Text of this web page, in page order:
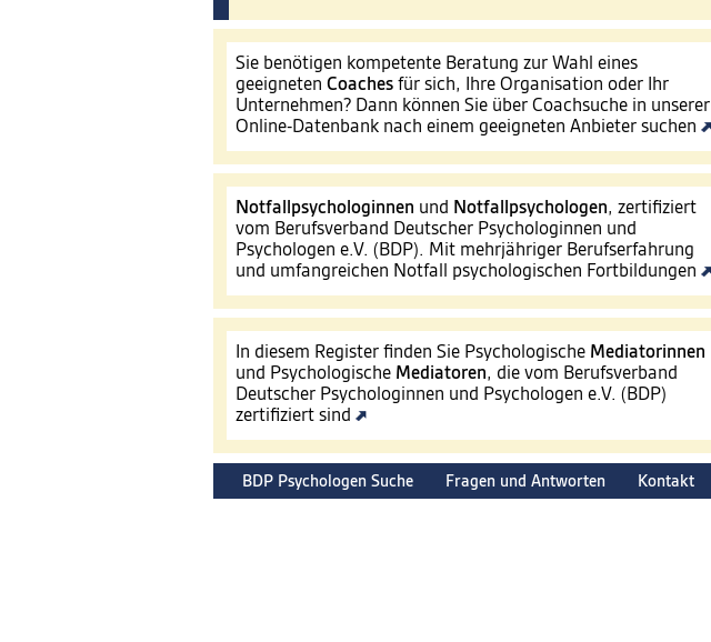
Sie benötigen kompetente Beratung zur Wahl eines
geeigneten Coaches für sich, Ihre Organisation oder Ihr
Unternehmen? Dann können Sie über Coachsuche in unserer
Online-Datenbank nach einem geeigneten Anbieter suchen
Notfallpsychologinnen und Notfallpsychologen, zertifiziert
vom Berufsverband Deutscher Psychologinnen und
Psychologen e.V. (BDP). Mit mehrjähriger Berufserfahrung
und umfangreichen Notfall psychologischen Fortbildungen
In diesem Register finden Sie Psychologische Mediatorinnen
und Psychologische Mediatoren, die vom Berufsverband
Deutscher Psychologinnen und Psychologen e.V. (BDP)
zertifiziert sind
BDP Psychologen Suche Fragen und Antworten Kontakt